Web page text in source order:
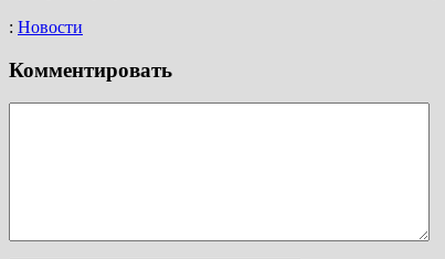
: Новости
Комментировать